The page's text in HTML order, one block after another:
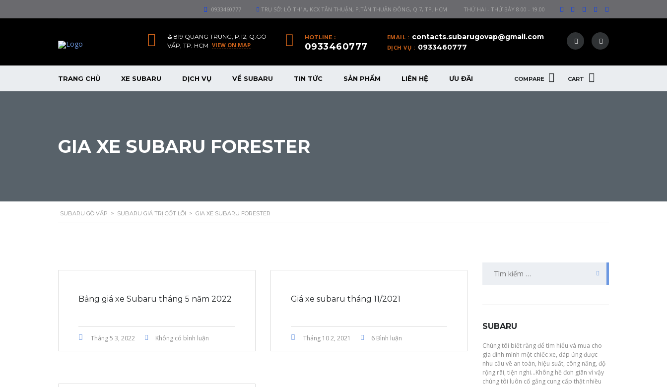
THỨ HAI - THỨ BẢY 8.00 - 19.00
TRỤ SỞ: LÔ TH1A, KCX TÂN THUẬN, P.TÂN THUẬN ĐÔNG, Q.7, TP. HCM
0933460777
EMAIL : contacts.subarugovap@gmail.com
DỊCH VỤ : 0933460777
HOTLINE :
0933460777
⛳️ 819 QUANG TRUNG, P.12, Q.GÒ
VẤP, TP. HCM VIEW ON MAP
COMPARE CART
TRANG CHỦ XE SUBARU DỊCH VỤ VỀ SUBARU TIN TỨC SẢN PHẨM LIÊN HỆ ƯU ĐÃI
GIA XE SUBARU FORESTER
SUBARU GÒ VẤP > SUBARU GIÁ TRỊ CỐT LÕI > GIA XE SUBARU FORESTER
Bảng giá xe Subaru tháng 5 năm 2022
Tháng 5 3, 2022 Không có bình luận
Giá xe subaru tháng 11/2021
Tháng 10 2, 2021 6 Bình luận
kiếm
SUBARU
Chúng tôi biết rằng để tìm hiểu và mua cho
gia đình mình một chiếc xe, đáp ứng được
nhu cầu về an toàn, hiệu suất, công năng, độ
rộng rãi, tiện nghi…Không hề đơn giãn vì vậy
chúng tôi luôn cố gắng cung cấp thật nhiều